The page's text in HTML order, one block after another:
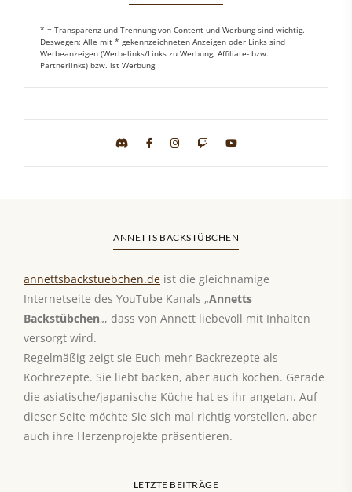
* = Transparenz und Trennung von Content und Werbung sind wichtig.
Deswegen: Alle mit * gekennzeichneten Anzeigen oder Links sind
Werbeanzeigen (Werbelinks/Links zu Werbung, Affiliate- bzw.
Partnerlinks) bzw. ist Werbung
ANNETTS BACKSTÜBCHEN
annettsbackstuebchen.de ist die gleichnamige
Internetseite des YouTube Kanals „Annetts
Backstübchen„, dass von Annett liebevoll mit Inhalten
versorgt wird.
Regelmäßig zeigt sie Euch mehr Backrezepte als
Kochrezepte. Sie liebt backen, aber auch kochen. Gerade
die asiatische/japanische Küche hat es ihr angetan. Auf
dieser Seite möchte Sie sich mal richtig vorstellen, aber
auch ihre Herzenprojekte präsentieren.
LETZTE BEITRÄGE